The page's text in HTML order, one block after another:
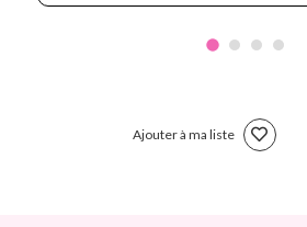
Ajouter à ma liste